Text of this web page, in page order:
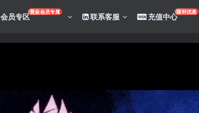
会员专区黄金会员专属 联系客服 充值中心限时优惠